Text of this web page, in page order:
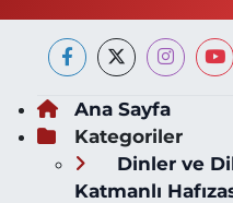
Ana Sayfa
Kategoriler
Dinler ve
Katmanlı